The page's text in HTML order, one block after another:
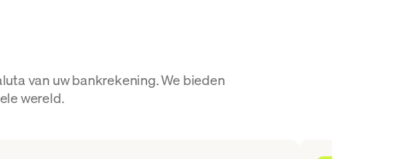
van uw bankrekening. We bieden
wereld.